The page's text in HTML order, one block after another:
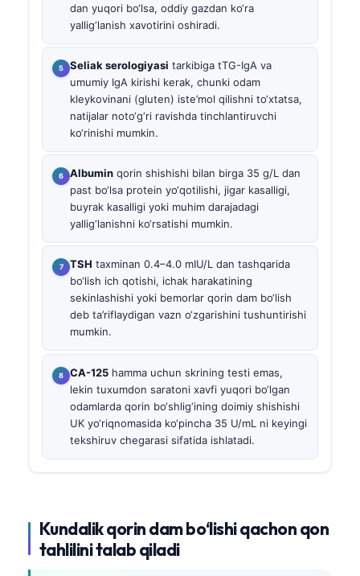
dan yuqori bo‘lsa, oddiy gazdan ko‘ra
yallig‘lanish xavotirini oshiradi.
Seliak serologiyasi tarkibiga tTG-IgA va
umumiy IgA kirishi kerak, chunki odam
kleykovinani (gluten) iste’mol qilishni to‘xtatsa,
natijalar noto‘g‘ri ravishda tinchlantiruvchi
ko‘rinishi mumkin.
Albumin qorin shishishi bilan birga 35 g/L dan
past bo‘lsa protein yo‘qotilishi, jigar kasalligi,
buyrak kasalligi yoki muhim darajadagi
yallig‘lanishni ko‘rsatishi mumkin.
TSH taxminan 0.4–4.0 mIU/L dan tashqarida
bo‘lish ich qotishi, ichak harakatining
sekinlashishi yoki bemorlar qorin dam bo‘lish
deb ta’riflaydigan vazn o‘zgarishini tushuntirishi
mumkin.
CA-125 hamma uchun skrining testi emas,
lekin tuxumdon saratoni xavfi yuqori bo‘lgan
odamlarda qorin bo‘shlig‘ining doimiy shishishi
UK yo‘riqnomasida ko‘pincha 35 U/mL ni keyingi
tekshiruv chegarasi sifatida ishlatadi.
Kundalik qorin dam bo‘lishi qachon qon
tahlilini talab qiladi